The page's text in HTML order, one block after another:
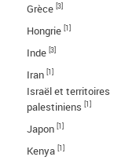
Grèce [3]
Hongrie [1]
Inde [3]
Iran [1]
Israël et territoires
palestiniens [1]
Japon [1]
Kenya [1]